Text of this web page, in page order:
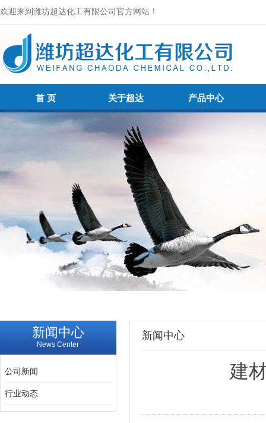
欢迎来到潍坊超达化工有限公司官方网站！
首 页
首 页
关于超达
关于超达
产品中心
产品中心
新闻中心
News Center
公司新闻
行业动态
新闻中心
建